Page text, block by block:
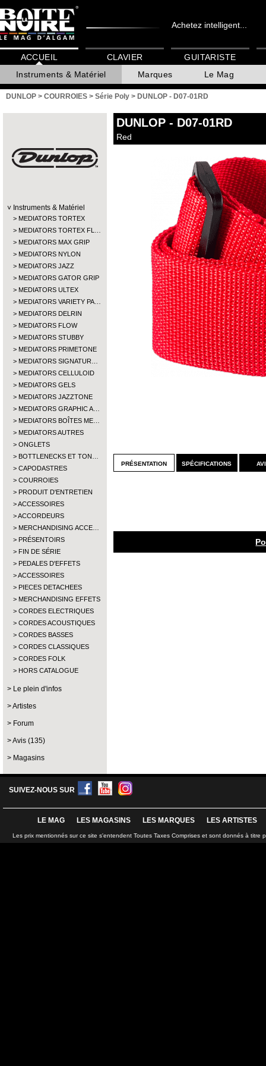
Achetez intelligent...
ACCUEIL
Instruments & Matériel
Marques Le Mag
CLAVIER GUITARISTE
DUNLOP > COURROIES > Série Poly > DUNLOP - D07-01RD
Instruments & Matériel
MEDIATORS TORTEX
MEDIATORS TORTEX FL…
MEDIATORS MAX GRIP
MEDIATORS NYLON
MEDIATORS JAZZ
MEDIATORS GATOR GRIP
MEDIATORS ULTEX
MEDIATORS VARIETY PA…
MEDIATORS DELRIN
MEDIATORS FLOW
MEDIATORS STUBBY
MEDIATORS PRIMETONE
MEDIATORS SIGNATUR…
MEDIATORS CELLULOID
MEDIATORS GELS
MEDIATORS JAZZTONE
MEDIATORS GRAPHIC A…
MEDIATORS BOÎTES ME…
MEDIATORS AUTRES
ONGLETS
BOTTLENECKS ET TON…
CAPODASTRES
COURROIES
PRODUIT D'ENTRETIEN
ACCESSOIRES
ACCORDEURS
MERCHANDISING ACCE…
PRÉSENTOIRS
FIN DE SÉRIE
PEDALES D'EFFETS
ACCESSOIRES
PIECES DETACHEES
MERCHANDISING EFFETS
CORDES ELECTRIQUES
CORDES ACOUSTIQUES
CORDES BASSES
CORDES CLASSIQUES
CORDES FOLK
HORS CATALOGUE
Le plein d'infos
Artistes
Forum
Avis (135)
Magasins
DUNLOP - D07-01RD
Red
présentation spécifications
SUIVEZ-NOUS SUR
LE MAG LES MAGASINS LES MARQUES LES ARTISTES
Les prix mentionnés sur ce site s'entendent Toutes Taxes Comprises et sont donnés à